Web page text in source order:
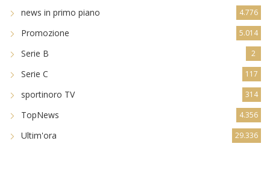
news in primo piano 4.776
Promozione 5.014
Serie B 2
Serie C 117
sportinoro TV 314
TopNews 4.356
Ultim'ora 29.336